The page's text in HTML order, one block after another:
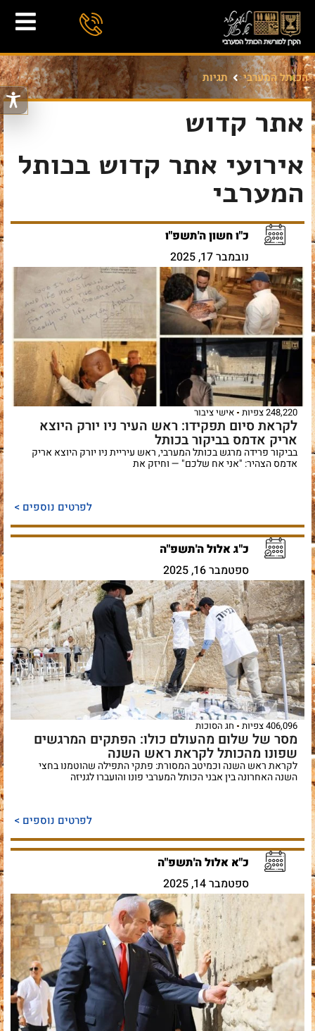
הכותל המערבי תגיות
אתר קדוש
אירועי אתר קדוש בכותל
המערבי
כ"ו חשון ה'תשפ"ו
נובמבר 17, 2025
248,220 צפיות אישי ציבור
לקראת סיום תפקידו: ראש העיר ניו יורק היוצא
אריק אדמס בביקור בכותל
בביקור פרידה מרגש בכותל המערבי, ראש עיריית ניו יורק היוצא אריק
אדמס הצהיר: "אני אח שלכם" — וחיזק את
לפרטים נוספים >
כ"ג אלול ה'תשפ"ה
ספטמבר 16, 2025
406,096 צפיות חג הסוכות
מסר של שלום מהעולם כולו: הפתקים המרגשים
שפונו מהכותל לקראת ראש השנה
לקראת ראש השנה וכמיטב המסורת: פתקי התפילה שהוטמנו בחצי
השנה האחרונה בין אבני הכותל המערבי פונו והועברו לגניזה
לפרטים נוספים >
כ"א אלול ה'תשפ"ה
ספטמבר 14, 2025